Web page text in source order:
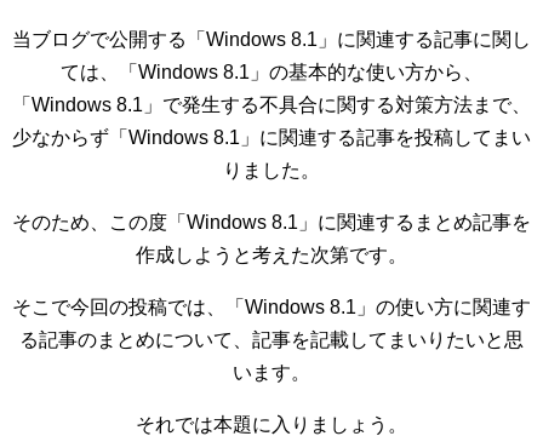
当ブログで公開する「Windows 8.1」に関連する記事に関し
ては、「Windows 8.1」の基本的な使い方から、
「Windows 8.1」で発生する不具合に関する対策方法まで、
少なからず「Windows 8.1」に関連する記事を投稿してまい
りました。
そのため、この度「Windows 8.1」に関連するまとめ記事を
作成しようと考えた次第です。
そこで今回の投稿では、「Windows 8.1」の使い方に関連す
る記事のまとめについて、記事を記載してまいりたいと思
います。
それでは本題に入りましょう。